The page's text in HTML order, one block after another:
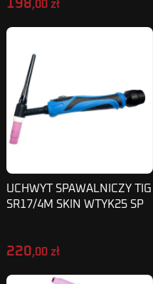
198,00 zł
UCHWYT SPAWALNICZY TIG
SR17/4M SKIN WTYK25 SP
220,00 zł